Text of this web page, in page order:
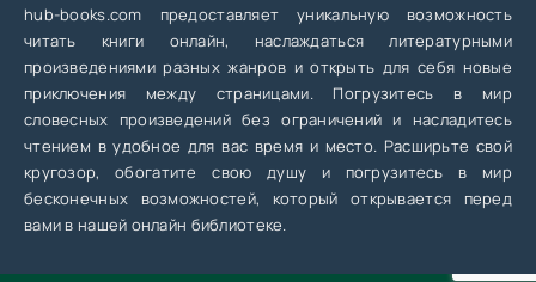
hub-books.com предоставляет уникальную возможность
читать книги онлайн, наслаждаться литературными
произведениями разных жанров и открыть для себя новые
приключения между страницами. Погрузитесь в мир
словесных произведений без ограничений и насладитесь
чтением в удобное для вас время и место. Расширьте свой
кругозор, обогатите свою душу и погрузитесь в мир
бесконечных возможностей, который открывается перед
вами в нашей онлайн библиотеке.